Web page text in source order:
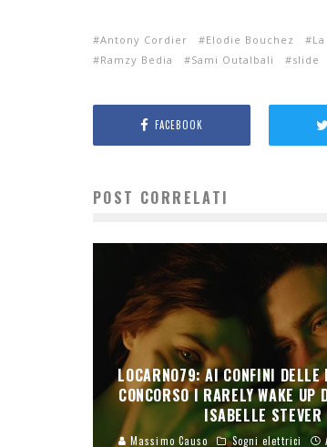
Antony Cordier Elodie Bouchez
Ramzy Bedia
Sami Outalbali slide
FACEBOOK
POST CORRELATI
LOCARNO79: AI CONFINI
CONCORSO I RARELY WAKE UP
ISABELLE STEVER
Massimo Causo Sogni elettrici